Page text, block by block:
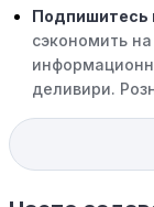
Подпишитесь
сэкономить
деливири.
ранний
компании